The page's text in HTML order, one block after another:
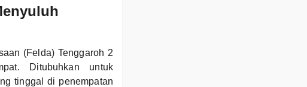
(Felda) Tenggaroh 2
Ditubuhkan untuk
tinggal di penempatan